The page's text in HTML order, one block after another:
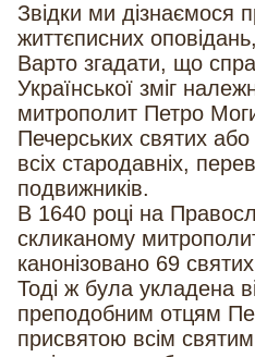
Звідки ми дізнаємося
життєписних
Варто згадати, що
Української зміг
митрополит Петро
Печерських святих
всіх стародавніх,
подвижників.
В 1640 році на
скликаному
канонізовано 69
Тоді ж була укладена
преподобним отцям
присвятою всім святим